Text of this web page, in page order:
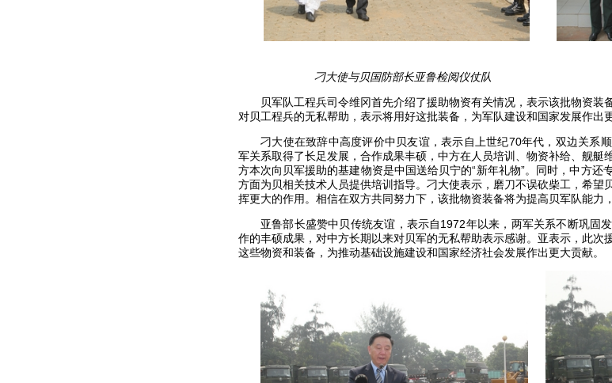
刁大使与贝国防部长亚鲁检阅仪仗队
贝军队工程兵司令维冈首先介绍了援助物资有关情况，表示该批物资
对贝工程兵的无私帮助，表示将用好这批装备，为军队建设和国家发展作出
刁大使在致辞中高度评价中贝友谊，表示自上世纪70年代，双边关系
军关系取得了长足发展，合作成果丰硕，中方在人员培训、物资补给、舰艇
方本次向贝军援助的基建物资是中国送给贝宁的“新年礼物”。同时，中方
方面为贝相关技术人员提供培训指导。刁大使表示，磨刀不误砍柴工，希望
挥更大的作用。相信在双方共同努力下，该批物资装备将为提高贝军队能力
亚鲁部长盛赞中贝传统友谊，表示自1972年以来，两军关系不断巩固
作的丰硕成果，对中方长期以来对贝军的无私帮助表示感谢。亚表示，此次
这些物资和装备，为推动基础设施建设和国家经济社会发展作出更大贡献。